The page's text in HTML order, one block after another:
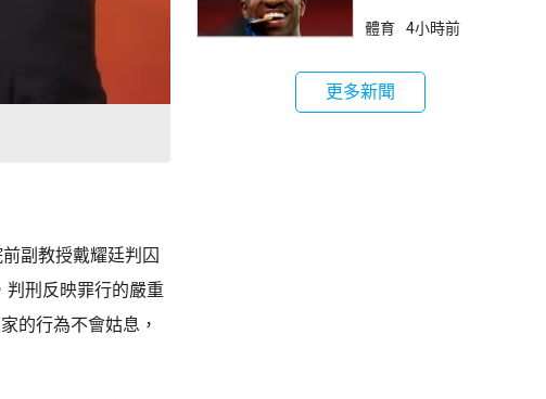
副教授戴耀廷判囚
判刑反映罪行的嚴重
的行為不會姑息，
體育 4小時前
更多新聞